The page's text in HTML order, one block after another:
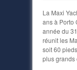
La Maxi
ans à Porto
année du
réunit les
soit 60
plus grands